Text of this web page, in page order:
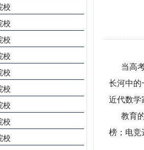
校
校
校
校
校
校
校
校
校
当高
长河中的
近代数学
教育
榜；电竞